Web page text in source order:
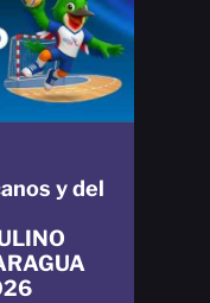
y del